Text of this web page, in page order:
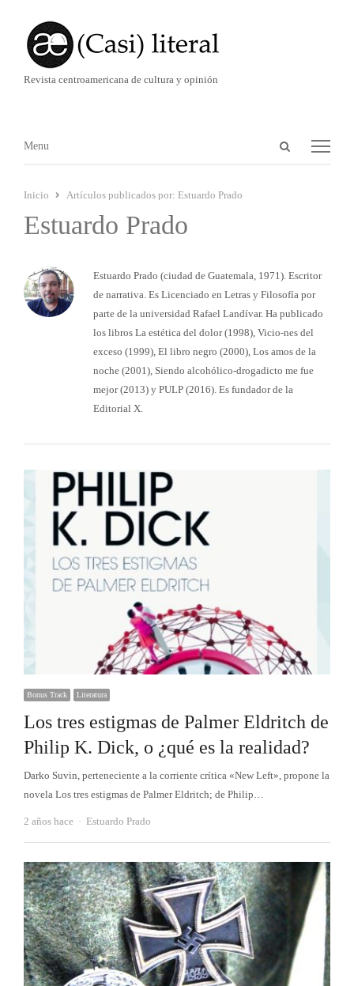
Revista centroamericana de cultura y opinión
Abrir
Menú
Menu
Inicio Artículos publicados por: Estuardo Prado
Estuardo Prado
Estuardo Prado (ciudad de Guatemala, 1971). Escritor
de narrativa. Es Licenciado en Letras y Filosofía por
parte de la universidad Rafael Landívar. Ha publicado
los libros La estética del dolor (1998), Vicio-nes del
exceso (1999), El libro negro (2000), Los amos de la
noche (2001), Siendo alcohólico-drogadicto me fue
mejor (2013) y PULP (2016). Es fundador de la
Editorial X.
Bonus Track Literatura
Los tres estigmas de Palmer Eldritch de
Philip K. Dick, o ¿qué es la realidad?
Darko Suvin, perteneciente a la corriente crítica «New Left», propone la
novela Los tres estigmas de Palmer Eldritch; de Philip…
2 años hace Autor
Estuardo Prado